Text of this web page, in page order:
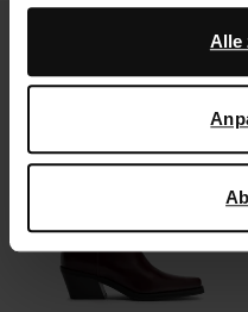
gesammelt haben.
Darüber hinaus arbeiten
darüber, wie Google Ihre
verwendet, finden Sie auf
Alle